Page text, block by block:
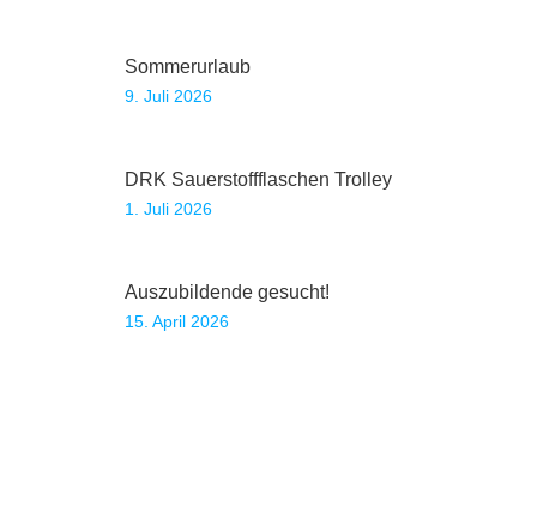
Sommerurlaub
9. Juli 2026
DRK Sauerstoffflaschen Trolley
1. Juli 2026
Auszubildende gesucht!
15. April 2026